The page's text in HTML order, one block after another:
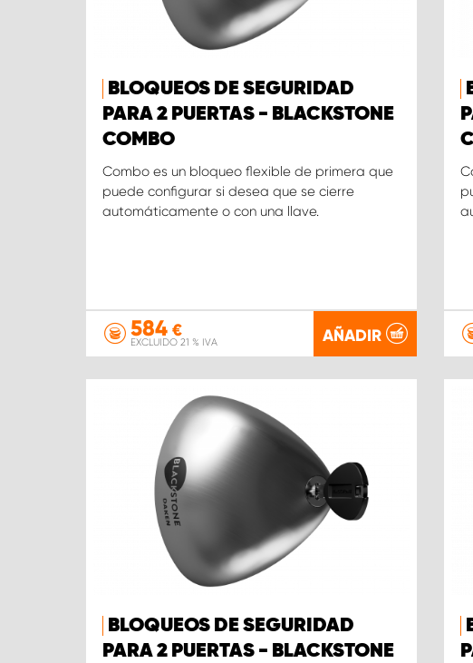
BLOQUEOS DE SEGURIDAD
PARA 2 PUERTAS - BLACKSTONE
COMBO
Combo es un bloqueo flexible de primera que
puede configurar si desea que se cierre
automáticamente o con una llave.
584 €
EXCLUIDO 21 % IVA AÑADIR
BLOQUEOS DE SEGURIDAD
PARA 2 PUERTAS - BLACKSTONE